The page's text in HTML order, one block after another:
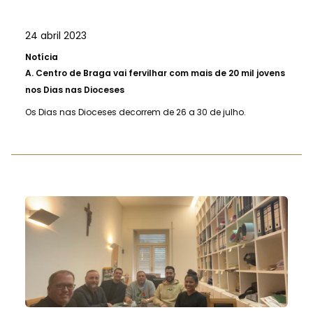
24 abril 2023
Notícia
A. Centro de Braga vai fervilhar com mais de 20 mil jovens
nos Dias nas Dioceses
Os Dias nas Dioceses decorrem de 26 a 30 de julho.